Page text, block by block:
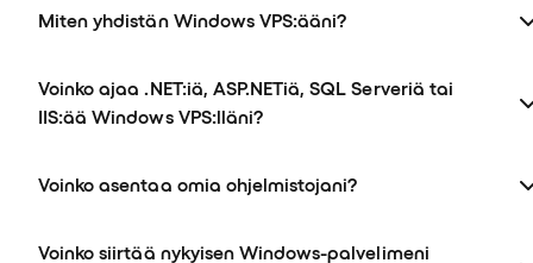
Miten yhdistän Windows VPS:ääni?
Voinko ajaa .NET:iä, ASP.NETiä, SQL Serveriä tai
IIS:ää Windows VPS:lläni?
Voinko asentaa omia ohjelmistojani?
Voinko siirtää nykyisen Windows-palvelimeni